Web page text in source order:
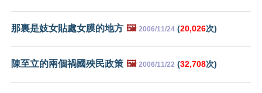
那裏是妓女貼處女膜的地方 🖼️ 2006/11/24 (20,026次)
陳至立的兩個禍國殃民政策 🖼️ 2006/11/22 (32,708次)